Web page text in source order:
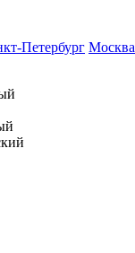
Петербург Москва